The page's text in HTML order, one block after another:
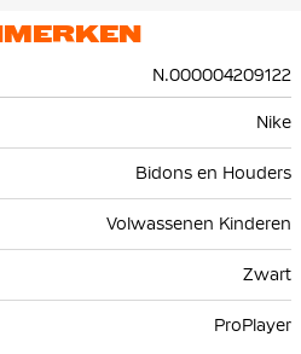
N.000004209122
Nike
Bidons en Houders
Volwassenen Kinderen
Zwart
ProPlayer